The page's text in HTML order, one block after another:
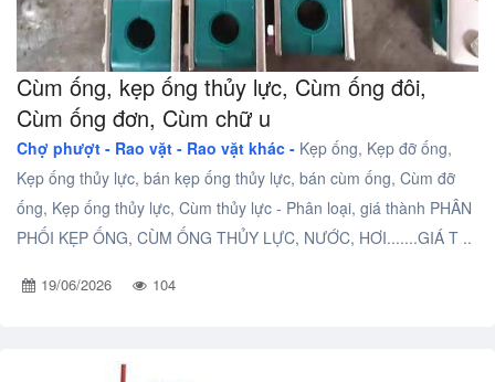
Cùm ống, kẹp ống thủy lực, Cùm ống đôi,
Cùm ống đơn, Cùm chữ u
Chợ phượt - Rao vặt - Rao vặt khác - Kẹp ống, Kẹp đỡ ống,
Kẹp ống thủy lực, bán kẹp ống thủy lực, bán cùm ống, Cùm đỡ
ống, Kẹp ống thủy lực, Cùm thủy lực - Phân loại, giá thành PHÂN
PHỐI KẸP ỐNG, CÙM ỐNG THỦY LỰC, NƯỚC, HƠI.......GIÁ T ..
19/06/2026 104